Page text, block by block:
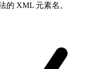
的 XML 元素名。